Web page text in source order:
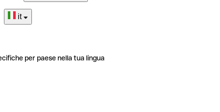
it
per paese nella tua lingua